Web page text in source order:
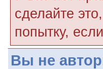
сделайте
попытку,
Вы не